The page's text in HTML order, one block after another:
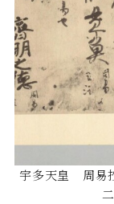
宇多天皇 周易